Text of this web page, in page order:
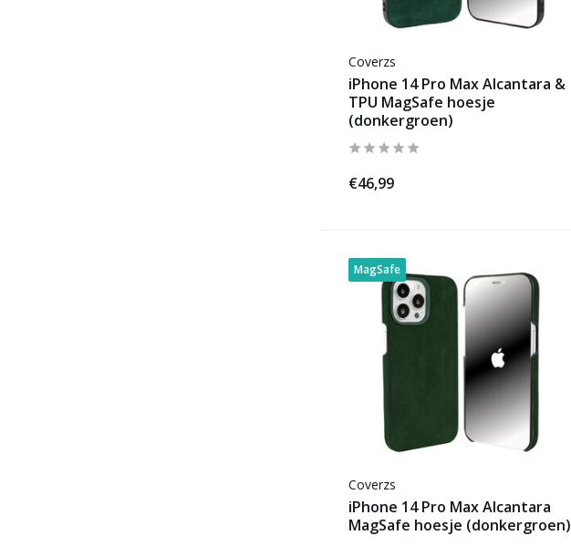
Coverzs
iPhone 14 Pro Max Alcantara &
TPU MagSafe hoesje
(donkergroen)
€46,99
MagSafe
Coverzs
iPhone 14 Pro Max Alcantara
MagSafe hoesje (donkergroen)